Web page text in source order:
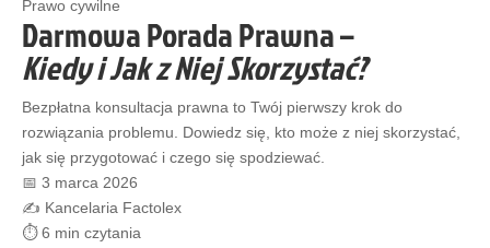
Prawo cywilne
Darmowa Porada Prawna –
Kiedy i Jak z Niej Skorzystać?
Bezpłatna konsultacja prawna to Twój pierwszy krok do
rozwiązania problemu. Dowiedz się, kto może z niej skorzystać,
jak się przygotować i czego się spodziewać.
📅 3 marca 2026
✍️ Kancelaria Factolex
⏱️ 6 min czytania